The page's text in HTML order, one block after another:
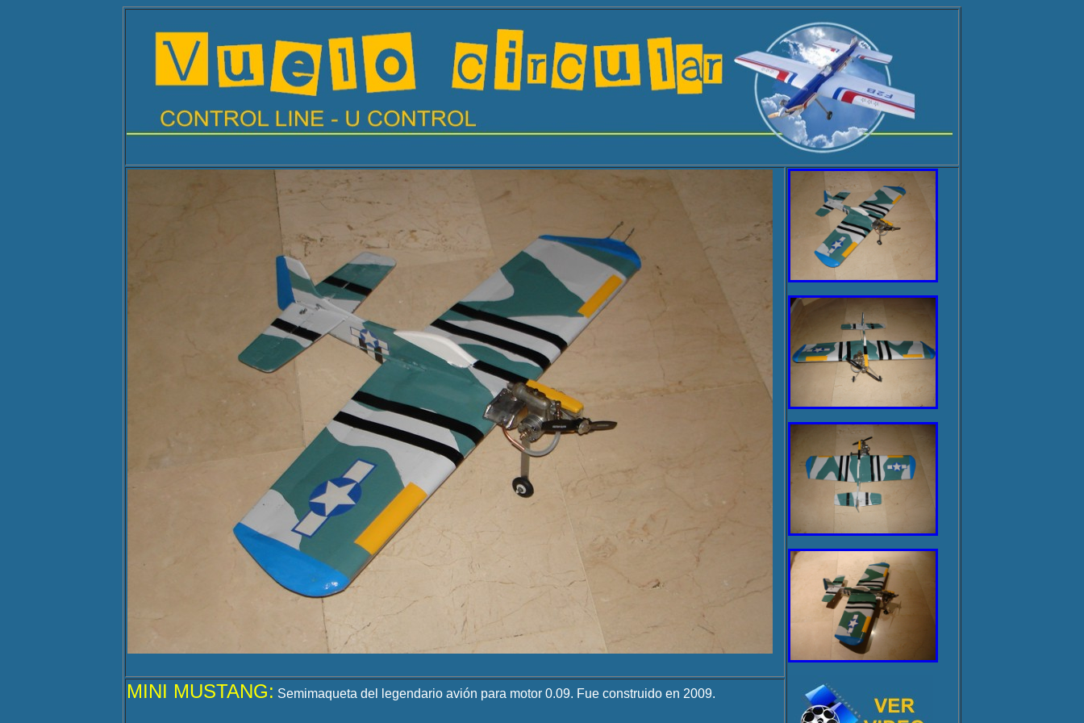
MINI MUSTANG: Semimaqueta del legendario avión para motor 0.09. Fue construido en 2009.